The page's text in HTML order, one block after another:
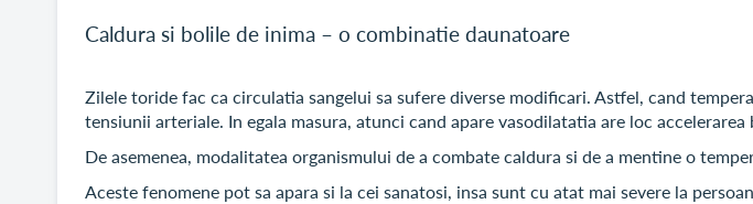
Caldura si bolile de inima – o combinatie daunatoare
Zilele toride fac ca circulatia sangelui sa sufere diverse modificari. Astfel, cand
tensiunii arteriale. In egala masura, atunci cand apare vasodilatatia are loc
De asemenea, modalitatea organismului de a combate caldura si de a mentine o
Aceste fenomene pot sa apara si la cei sanatosi, insa sunt cu atat mai severe la